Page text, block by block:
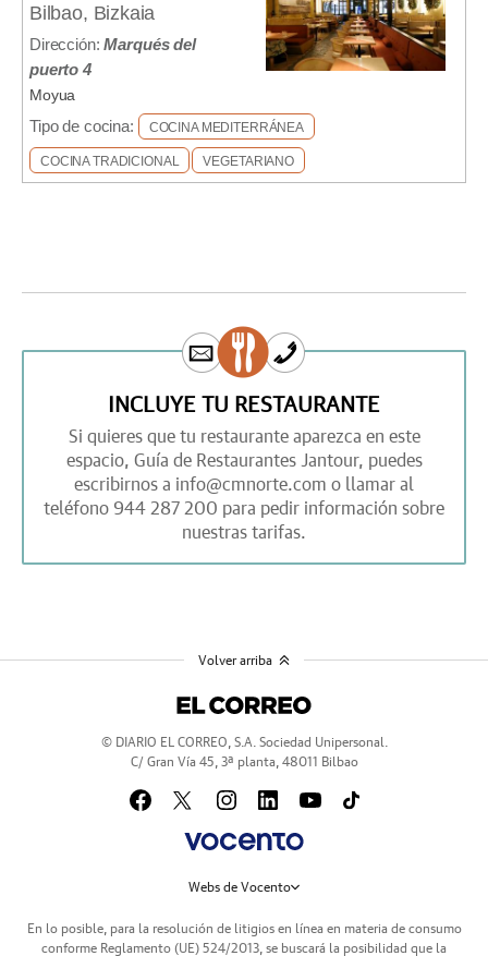
Bilbao, Bizkaia
Dirección:Marqués del
puerto 4
Moyua
Tipo de cocina:
COCINA MEDITERRÁNEA
COCINA TRADICIONAL VEGETARIANO
INCLUYE TU RESTAURANTE
Si quieres que tu restaurante aparezca en este
espacio, Guía de Restaurantes Jantour, puedes
escribirnos a info@cmnorte.com o llamar al
teléfono 944 287 200 para pedir información sobre
nuestras tarifas.
© DIARIO EL CORREO, S.A. Sociedad Unipersonal.
C/ Gran Vía 45, 3ª planta, 48011 Bilbao
Webs de Vocento
En lo posible, para la resolución de litigios en línea en materia de consumo
conforme Reglamento (UE) 524/2013, se buscará la posibilidad que la
Volver arriba